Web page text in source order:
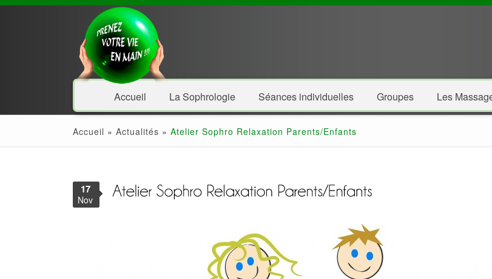
Accueil La Sophrologie Séances individuelles Groupes Les
Accueil » Actualités » Atelier Sophro Relaxation Parents/Enfants
17
Nov